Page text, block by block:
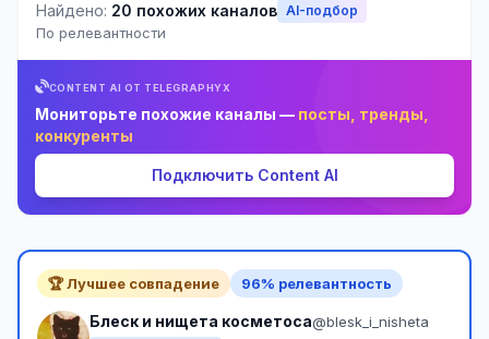
Найдено: 20 похожих каналов AI-подбор
По релевантности
CONTENT AI ОТ TELEGRAPHYX
Мониторьте похожие каналы — посты, тренды,
конкуренты
Подключить Content AI
🏆 Лучшее совпадение 96% релевантность
Блеск и нищета косметоса@blesk_i_nisheta